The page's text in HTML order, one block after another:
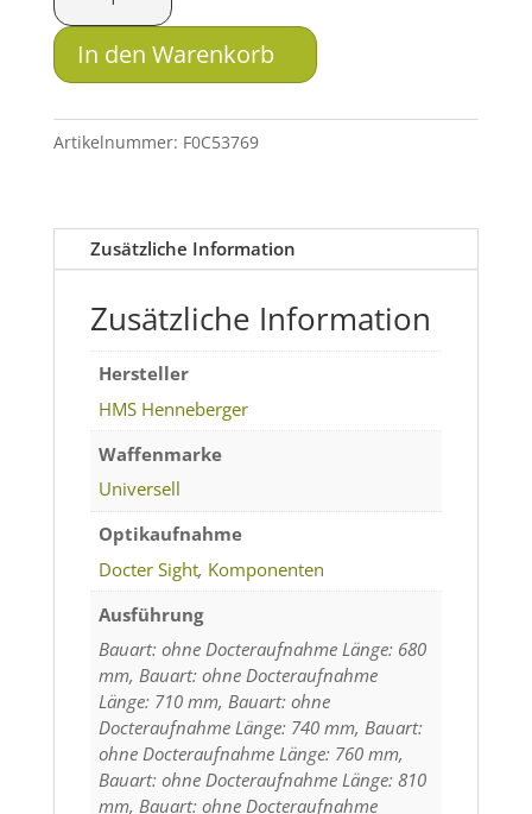
Schiene
für
Blaser
Menge
In den Warenkorb
Artikelnummer: F0C53769
Zusätzliche Information
Zusätzliche Information
Hersteller
HMS Henneberger
Waffenmarke
Universell
Optikaufnahme
Docter Sight, Komponenten
Ausführung
Bauart: ohne Docteraufnahme Länge: 680
mm, Bauart: ohne Docteraufnahme
Länge: 710 mm, Bauart: ohne
Docteraufnahme Länge: 740 mm, Bauart:
ohne Docteraufnahme Länge: 760 mm,
Bauart: ohne Docteraufnahme Länge: 810
mm, Bauart: ohne Docteraufnahme